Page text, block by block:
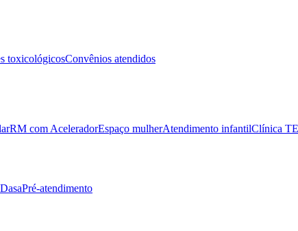
toxicológicosConvênios atendidos
RM com AceleradorEspaço mulherAtendimento infantilClínica
Pré-atendimento